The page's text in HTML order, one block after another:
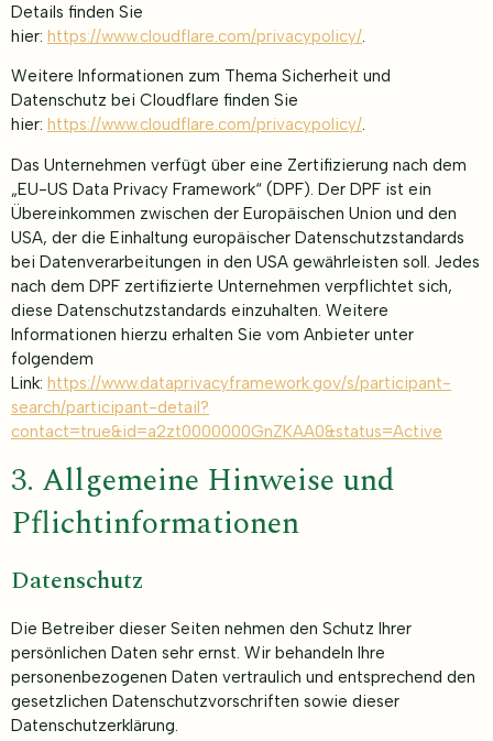
Details finden Sie
hier: https://www.cloudflare.com/privacypolicy/.
Weitere Informationen zum Thema Sicherheit und
Datenschutz bei Cloudflare finden Sie
hier: https://www.cloudflare.com/privacypolicy/.
Das Unternehmen verfügt über eine Zertifizierung nach dem
„EU-US Data Privacy Framework“ (DPF). Der DPF ist ein
Übereinkommen zwischen der Europäischen Union und den
USA, der die Einhaltung europäischer Datenschutzstandards
bei Datenverarbeitungen in den USA gewährleisten soll. Jedes
nach dem DPF zertifizierte Unternehmen verpflichtet sich,
diese Datenschutzstandards einzuhalten. Weitere
Informationen hierzu erhalten Sie vom Anbieter unter
folgendem
Link: https://www.dataprivacyframework.gov/s/participant-
search/participant-detail?
contact=true&id=a2zt0000000GnZKAA0&status=Active
3. Allgemeine Hinweise und
Pflicht­informationen
Datenschutz
Die Betreiber dieser Seiten nehmen den Schutz Ihrer
persönlichen Daten sehr ernst. Wir behandeln Ihre
personenbezogenen Daten vertraulich und entsprechend den
gesetzlichen Datenschutzvorschriften sowie dieser
Datenschutzerklärung.